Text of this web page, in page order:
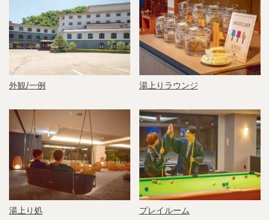
外観/一例 湯上りラウンジ
湯上り処 プレイルーム